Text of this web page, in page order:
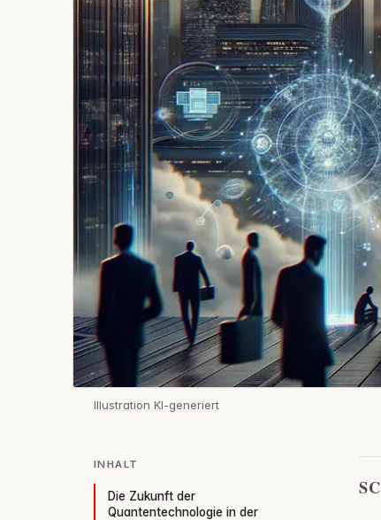
Illustration KI-generiert
INHALT
Die Zukunft der
Quantentechnologie in der